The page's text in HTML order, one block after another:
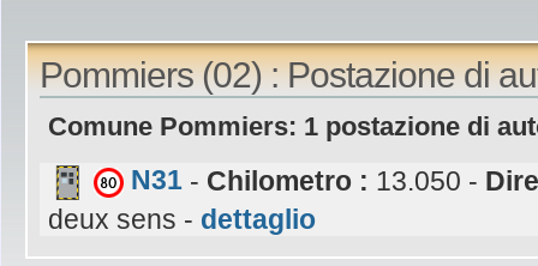
Pommiers (02) : Postazione di
Comune Pommiers: 1 postazione di
N31 - Chilometro : 13.050 -
deux sens - dettaglio